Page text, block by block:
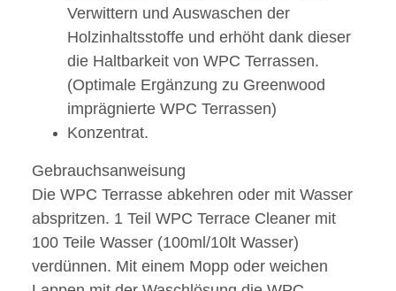
Verwittern und Auswaschen der
Holzinhaltsstoffe und erhöht dank dieser
die Haltbarkeit von WPC Terrassen.
(Optimale Ergänzung zu Greenwood
imprägnierte WPC Terrassen)
Konzentrat.
Gebrauchsanweisung
Die WPC Terrasse abkehren oder mit Wasser
abspritzen. 1 Teil WPC Terrace Cleaner mit
100 Teile Wasser (100ml/10lt Wasser)
verdünnen. Mit einem Mopp oder weichen